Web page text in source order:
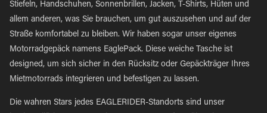
Stiefeln, Handschuhen, Sonnenbrillen, Jacken, T-Shirts, Hüten und
allem anderen, was Sie brauchen, um gut auszusehen und auf der
Straße komfortabel zu bleiben. Wir haben sogar unser eigenes
Motorradgepäck namens EaglePack. Diese weiche Tasche ist
designed, um sich sicher in den Rücksitz oder Gepäckträger Ihres
Mietmotorrads integrieren und befestigen zu lassen.
Die wahren Stars jedes EAGLERIDER-Standorts sind unser